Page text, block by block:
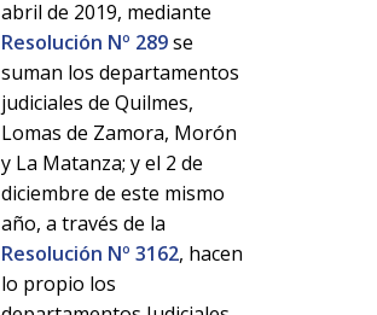
abril de 2019, mediante
Resolución Nº 289se
suman los departamentos
judiciales de Quilmes,
Lomas de Zamora, Morón
y La Matanza; y el 2 de
diciembre de este mismo
año, a través de la
Resolución Nº 3162, hacen
lo propio los